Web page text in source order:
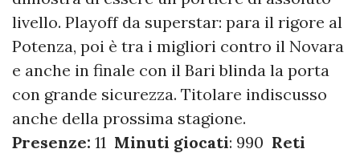
livello. Playoff da superstar: para il rigore al
Potenza, poi è tra i migliori contro il Novara
e anche in finale con il Bari blinda la porta
con grande sicurezza. Titolare indiscusso
anche della prossima stagione.
Presenze: 11 Minuti giocati: 990 Reti